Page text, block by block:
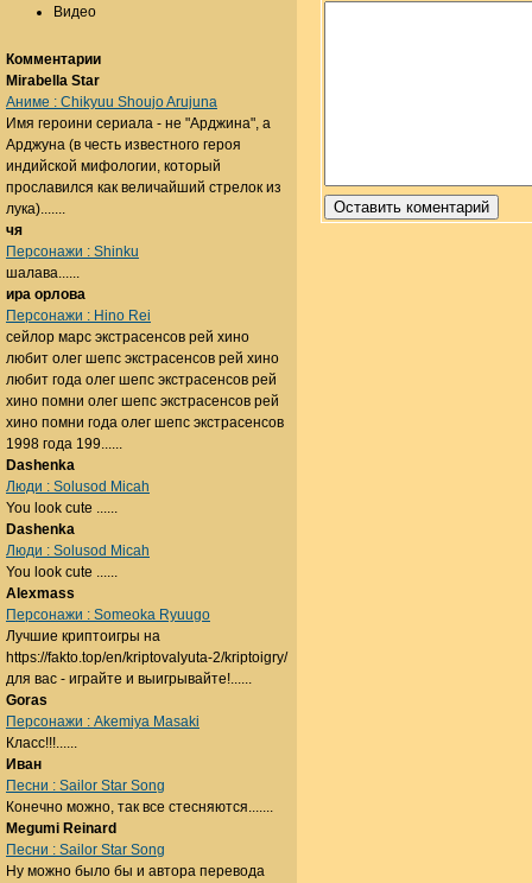
Видео
Комментарии
Mirabella Star
Аниме : Chikyuu Shoujo Arujuna
Имя героини сериала - не "Арджина", а
Арджуна (в честь известного героя
индийской мифологии, который
прославился как величайший стрелок из
лука).......
чя
Персонажи : Shinku
шалава......
ира орлова
Персонажи : Hino Rei
сейлор марс экстрасенсов рей хино
любит олег шепс экстрасенсов рей хино
любит года олег шепс экстрасенсов рей
хино помни олег шепс экстрасенсов рей
хино помни года олег шепс экстрасенсов
1998 года 199......
Dashenka
Люди : Solusod Micah
You look cute ......
Dashenka
Люди : Solusod Micah
You look cute ......
Alexmass
Персонажи : Someoka Ryuugo
Лучшие криптоигры на
https://fakto.top/en/kriptovalyuta-2/kriptoigry/
для вас - играйте и выигрывайте!......
Goras
Персонажи : Akemiya Masaki
Класс!!!......
Иван
Песни : Sailor Star Song
Конечно можно, так все стесняются.......
Megumi Reinard
Песни : Sailor Star Song
Ну можно было бы и автора перевода